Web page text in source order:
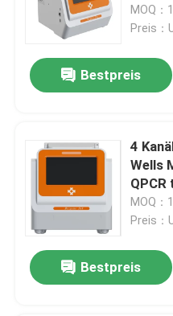
MOQ：1
Preis：
Bestpreis
4
Wells
PCR-
MOQ：1
Preis：
Bestpreis